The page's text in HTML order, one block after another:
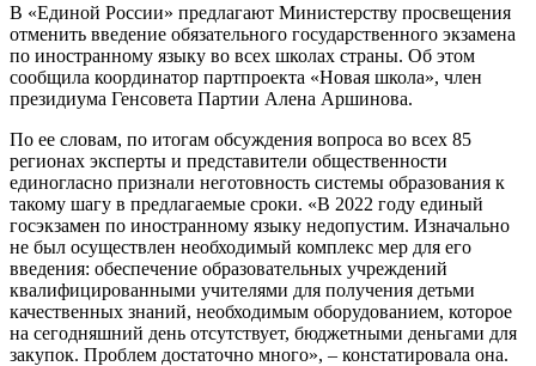
В «Единой России» предлагают Министерству просвещения
отменить введение обязательного государственного экзамена
по иностранному языку во всех школах страны. Об этом
сообщила координатор партпроекта «Новая школа», член
президиума Генсовета Партии Алена Аршинова.
По ее словам, по итогам обсуждения вопроса во всех 85
регионах эксперты и представители общественности
единогласно признали неготовность системы образования к
такому шагу в предлагаемые сроки. «В 2022 году единый
госэкзамен по иностранному языку недопустим. Изначально
не был осуществлен необходимый комплекс мер для его
введения: обеспечение образовательных учреждений
квалифицированными учителями для получения детьми
качественных знаний, необходимым оборудованием, которое
на сегодняшний день отсутствует, бюджетными деньгами для
закупок. Проблем достаточно много», – констатировала она.